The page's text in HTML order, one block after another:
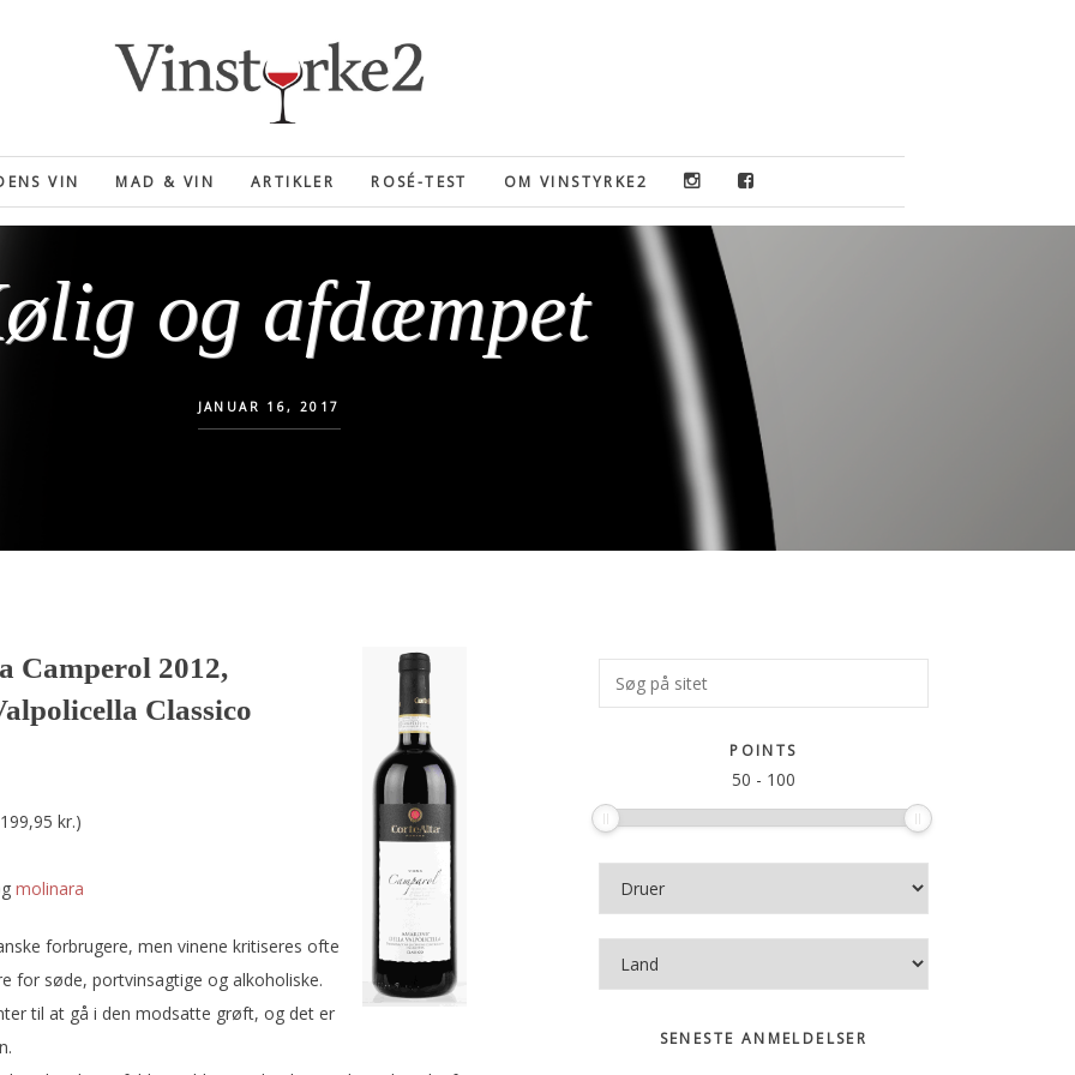
VIN MAD & VIN ARTIKLER ROSÉ-TEST OM VINSTYRKE2
og afdæmpet
JANUAR 16, 2017
Camperol 2012,
Classico
kr.)
molinara
forbrugere, men vinene kritiseres ofte
for søde, portvinsagtige og alkoholiske.
til at gå i den modsatte grøft, og det er
Primær
Sidebar
Søg
på
POINTS
50 - 100
SENESTE ANMELDELSER